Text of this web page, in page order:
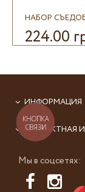
НАБОР
224.00
ИНФОРМАЦИЯ
Мы в соцсетях:
КОНТАКТНАЯ
КНОПКА
СВЯЗИ